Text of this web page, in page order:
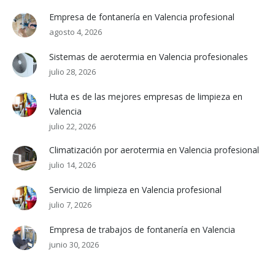
Empresa de fontanería en Valencia profesional
agosto 4, 2026
Sistemas de aerotermia en Valencia profesionales
julio 28, 2026
Huta es de las mejores empresas de limpieza en
Valencia
julio 22, 2026
Climatización por aerotermia en Valencia profesional
julio 14, 2026
Servicio de limpieza en Valencia profesional
julio 7, 2026
Empresa de trabajos de fontanería en Valencia
junio 30, 2026